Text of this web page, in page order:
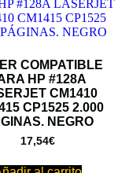
COMPATIBLE
HP #128A
CM1410
CP1525 2.000
NEGRO
17,54€